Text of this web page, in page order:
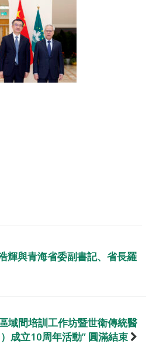
輝與青海省委副書記、省長羅
域間培訓工作坊暨世衛傳統醫
成立10周年活動” 圓滿結束